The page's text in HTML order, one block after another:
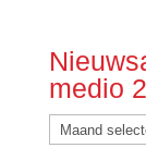
medio
Nieuwsarchief